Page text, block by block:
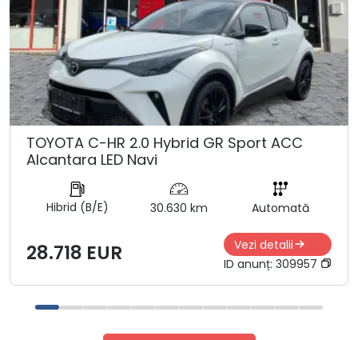
TOYOTA C-HR 2.0 Hybrid GR Sport ACC
Alcantara LED Navi
Hibrid (B/E) 30.630 km Automată
28.718 EUR
Vezi detalii
ID anunț: 309957